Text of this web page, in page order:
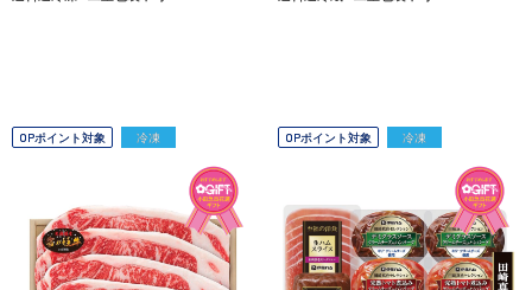
OPポイント対象 冷凍 OPポイント対象 冷凍